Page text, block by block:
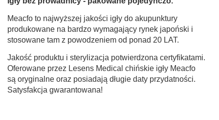
Meacfo to najwyższej jakości igły do akupunktury
produkowane na bardzo wymagający rynek japoński i
stosowane tam z powodzeniem od ponad 20 LAT.
Jakość produktu i sterylizacja potwierdzona certyfikatami.
Oferowane przez Lesens Medical chińskie igły Meacfo
są oryginalne oraz posiadają długie daty przydatności.
Satysfakcja gwarantowana!